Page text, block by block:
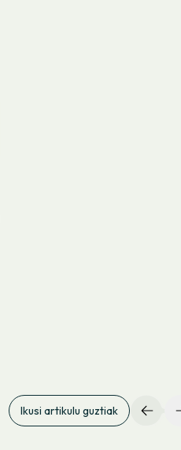
Ikusi artikulu guztiak